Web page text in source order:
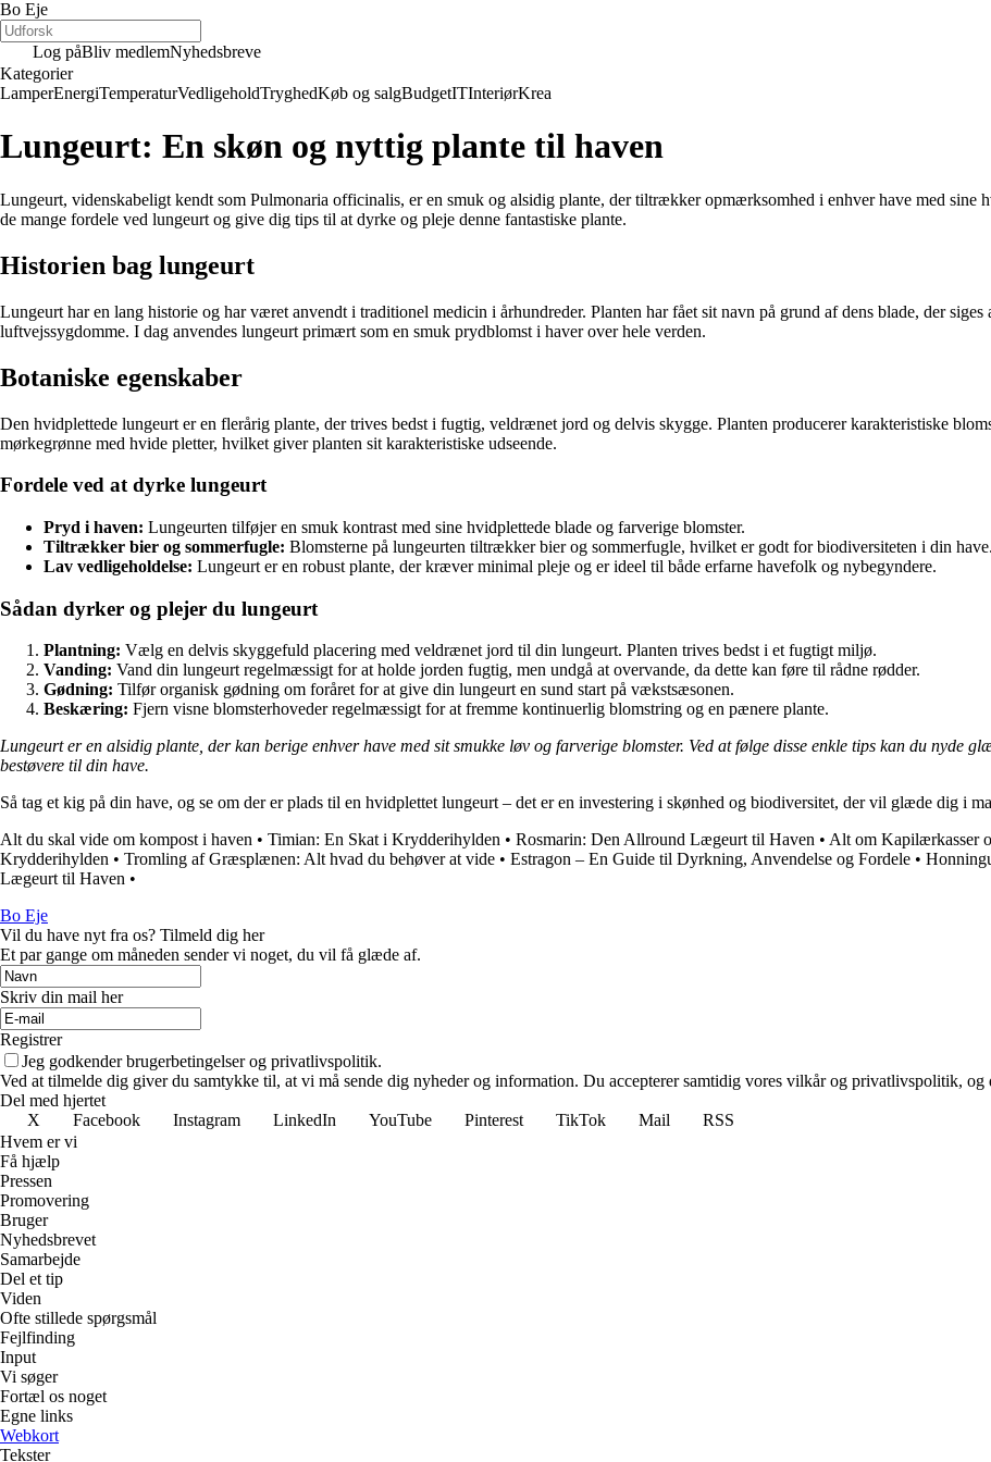
Bo Eje
Log påBliv medlemNyhedsbreve
Kategorier
LamperEnergiTemperaturVedligeholdTryghedKøb og salgBudgetITInteriørKrea
Lungeurt: En skøn og nyttig plante til haven
Lungeurt, videnskabeligt kendt som Pulmonaria officinalis, er en smuk og alsidig plante, der tiltrækker opmærksomhed i enhver have med sine
de mange fordele ved lungeurt og give dig tips til at dyrke og pleje denne fantastiske plante.
Historien bag lungeurt
Lungeurt har en lang historie og har været anvendt i traditionel medicin i århundreder. Planten har fået sit navn på grund af dens blade, der
luftvejssygdomme. I dag anvendes lungeurt primært som en smuk prydblomst i haver over hele verden.
Botaniske egenskaber
Den hvidplettede lungeurt er en flerårig plante, der trives bedst i fugtig, veldrænet jord og delvis skygge. Planten producerer karakteristiske
mørkegrønne med hvide pletter, hvilket giver planten sit karakteristiske udseende.
Fordele ved at dyrke lungeurt
Pryd i haven: Lungeurten tilføjer en smuk kontrast med sine hvidplettede blade og farverige blomster.
Tiltrækker bier og sommerfugle: Blomsterne på lungeurten tiltrækker bier og sommerfugle, hvilket er godt for biodiversiteten i din have.
Lav vedligeholdelse: Lungeurt er en robust plante, der kræver minimal pleje og er ideel til både erfarne havefolk og nybegyndere.
Sådan dyrker og plejer du lungeurt
Plantning: Vælg en delvis skyggefuld placering med veldrænet jord til din lungeurt. Planten trives bedst i et fugtigt miljø.
Vanding: Vand din lungeurt regelmæssigt for at holde jorden fugtig, men undgå at overvande, da dette kan føre til rådne rødder.
Gødning: Tilfør organisk gødning om foråret for at give din lungeurt en sund start på vækstsæsonen.
Beskæring: Fjern visne blomsterhoveder regelmæssigt for at fremme kontinuerlig blomstring og en pænere plante.
Lungeurt er en alsidig plante, der kan berige enhver have med sit smukke løv og farverige blomster. Ved at følge disse enkle tips kan du nyde
bestøvere til din have.
Så tag et kig på din have, og se om der er plads til en hvidplettet lungeurt – det er en investering i skønhed og biodiversitet, der vil glæde dig i
Alt du skal vide om kompost i haven • Timian: En Skat i Krydderihylden • Rosmarin: Den Allround Lægeurt til Haven • Alt om Kapilærkasser
Krydderihylden • Tromling af Græsplænen: Alt hvad du behøver at vide • Estragon – En Guide til Dyrkning, Anvendelse og Fordele •
Lægeurt til Haven •
Bo Eje
Vil du have nyt fra os? Tilmeld dig her
Et par gange om måneden sender vi noget, du vil få glæde af.
Skriv din mail her
Registrer
Jeg godkender brugerbetingelser og privatlivspolitik.
Ved at tilmelde dig giver du samtykke til, at vi må sende dig nyheder og information. Du accepterer samtidig vores vilkår og privatlivspolitik,
Del med hjertet
X
Facebook Instagram LinkedIn YouTube Pinterest TikTok Mail
RSS
Hvem er vi
Få hjælp
Pressen
Promovering
Bruger
Nyhedsbrevet
Samarbejde
Del et tip
Viden
Ofte stillede spørgsmål
Fejlfinding
Input
Vi søger
Fortæl os noget
Egne links
Webkort
Tekster